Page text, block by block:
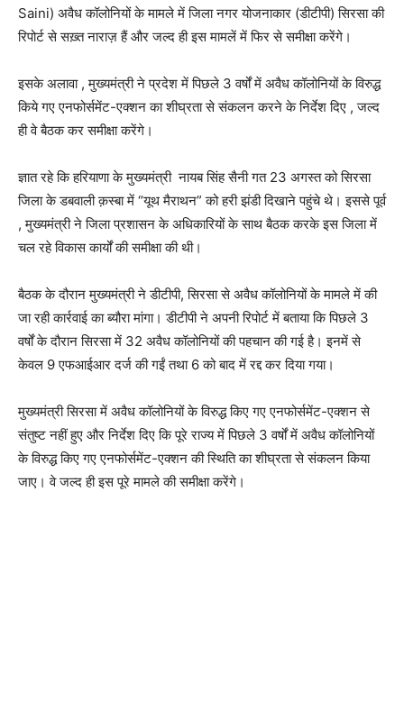
Saini) अवैध कॉलोनियों के मामले में जिला नगर योजनाकार (डीटीपी) सिरसा की
रिपोर्ट से सख़्त नाराज़ हैं और जल्द ही इस मामलें में फिर से समीक्षा करेंगे।
इसके अलावा , मुख्यमंत्री ने प्रदेश में पिछले 3 वर्षों में अवैध कॉलोनियों के विरुद्ध
किये गए एनफोर्समेंट-एक्शन का शीघ्रता से संकलन करने के निर्देश दिए , जल्द
ही वे बैठक कर समीक्षा करेंगे।
ज्ञात रहे कि हरियाणा के मुख्यमंत्री नायब सिंह सैनी गत 23 अगस्त को सिरसा
जिला के डबवाली क़स्बा में “यूथ मैराथन” को हरी झंडी दिखाने पहुंचे थे। इससे पूर्व
, मुख्यमंत्री ने जिला प्रशासन के अधिकारियों के साथ बैठक करके इस जिला में
चल रहे विकास कार्यों की समीक्षा की थी।
बैठक के दौरान मुख्यमंत्री ने डीटीपी, सिरसा से अवैध कॉलोनियों के मामले में की
जा रही कार्रवाई का ब्यौरा मांगा। डीटीपी ने अपनी रिपोर्ट में बताया कि पिछले 3
वर्षों के दौरान सिरसा में 32 अवैध कॉलोनियों की पहचान की गई है। इनमें से
केवल 9 एफआईआर दर्ज की गईं तथा 6 को बाद में रद्द कर दिया गया।
मुख्यमंत्री सिरसा में अवैध कॉलोनियों के विरुद्ध किए गए एनफोर्समेंट-एक्शन से
संतुष्ट नहीं हुए और निर्देश दिए कि पूरे राज्य में पिछले 3 वर्षों में अवैध कॉलोनियों
के विरुद्ध किए गए एनफोर्समेंट-एक्शन की स्थिति का शीघ्रता से संकलन किया
जाए। वे जल्द ही इस पूरे मामले की समीक्षा करेंगे।